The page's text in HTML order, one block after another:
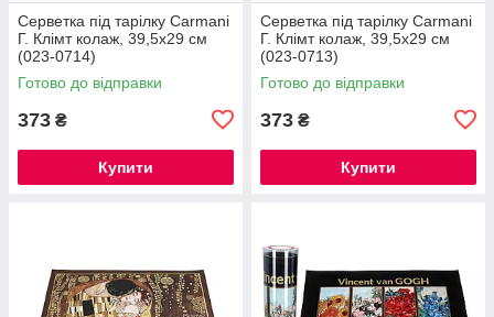
Серветка під тарілку Carmani
Г. Клімт колаж, 39,5х29 см
(023-0714)
Готово до відправки
373 ₴
Купити
Серветка під тарілку Carmani
Г. Клімт колаж, 39,5х29 см
(023-0713)
Готово до відправки
373 ₴
Купити